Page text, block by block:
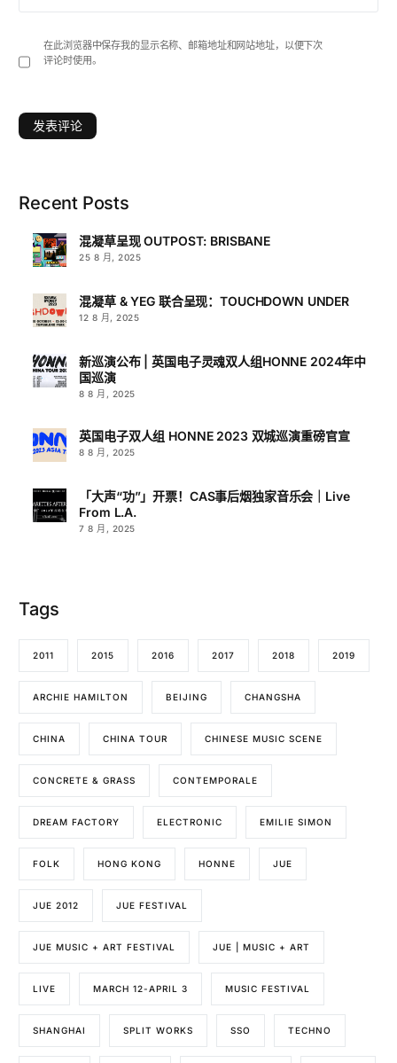
在此浏览器中保存我的显示名称、邮箱地址和网站地址，以便下次
评论时使用。
Recent Posts
混凝草呈现 OUTPOST: BRISBANE
25 8 月, 2025
混凝草 & YEG 联合呈现：TOUCHDOWN UNDER
12 8 月, 2025
新巡演公布 | 英国电子灵魂双人组HONNE 2024年中
国巡演
8 8 月, 2025
英国电子双人组 HONNE 2023 双城巡演重磅官宣
8 8 月, 2025
「大声“功”」开票！CAS事后烟独家音乐会｜Live
From L.A.
7 8 月, 2025
Tags
2011 2015 2016 2017 2018 2019
ARCHIE HAMILTON BEIJING CHANGSHA
CHINA CHINA TOUR CHINESE MUSIC SCENE
CONCRETE & GRASS CONTEMPORALE
DREAM FACTORY ELECTRONIC EMILIE SIMON
FOLK HONG KONG HONNE JUE
JUE 2012 JUE FESTIVAL
JUE MUSIC + ART FESTIVAL JUE | MUSIC + ART
LIVE MARCH 12-APRIL 3 MUSIC FESTIVAL
SHANGHAI SPLIT WORKS SSO TECHNO